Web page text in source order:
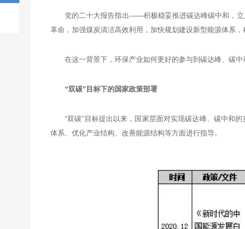
党的二十大报告指出——积极稳妥推进碳达峰碳中和，
革命，加强煤炭清洁高效利用，加快规划建设新型能源体系，
在这一背景下，环保产业如何更好的参与到碳达峰、碳中
“双碳”目标下的国家政策部署
“双碳”目标提出以来，国家层面对实现碳达峰、碳中和
体系、优化产业结构、改善能源结构等方面进行指导。